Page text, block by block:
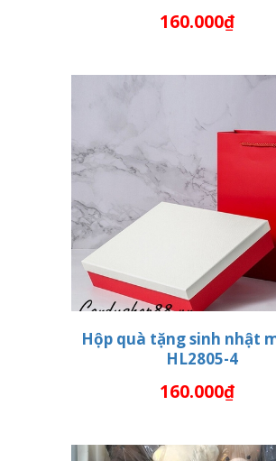
160.000₫
THÊM VÀO GIỎ HÀNG
Hộp quà tặng sinh nhật
HL2805-4
160.000₫